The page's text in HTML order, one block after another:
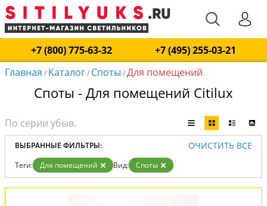
+7 (800) 775-63-32
+7 (495) 255-03-21
Главная / Каталог/ Споты /Для помещений
Споты - Для помещений Citilux
ВЫБРАННЫЕ ФИЛЬТРЫ: ОЧИСТИТЬ ВСЕ
Теги: Для помещений Вид: Споты